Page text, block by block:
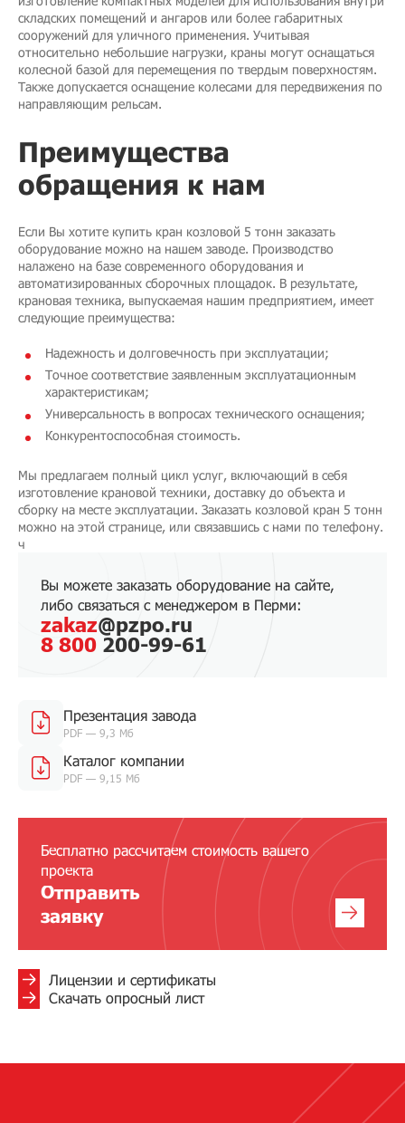
складских помещений и ангаров или более габаритных
сооружений для уличного применения. Учитывая
относительно небольшие нагрузки, краны могут оснащаться
колесной базой для перемещения по твердым поверхностям.
Также допускается оснащение колесами для передвижения по
направляющим рельсам.
Преимущества
обращения к нам
Если Вы хотите купить кран козловой 5 тонн заказать
оборудование можно на нашем заводе. Производство
налажено на базе современного оборудования и
автоматизированных сборочных площадок. В результате,
крановая техника, выпускаемая нашим предприятием, имеет
следующие преимущества:
Надежность и долговечность при эксплуатации;
Точное соответствие заявленным эксплуатационным
характеристикам;
Универсальность в вопросах технического оснащения;
Конкурентоспособная стоимость.
Мы предлагаем полный цикл услуг, включающий в себя
изготовление крановой техники, доставку до объекта и
сборку на месте эксплуатации. Заказать козловой кран 5 тонн
можно на этой странице, или связавшись с нами по телефону.
ч
Вы можете заказать оборудование на сайте,
либо связаться с менеджером в Перми:
zakaz@pzpo.ru
8 800 200-99-61
Презентация завода
PDF — 9,3 Мб
Каталог компании
PDF — 9,15 Мб
Бесплатно рассчитаем стоимость вашего
проекта
Отправить
заявку
Лицензии и сертификаты
Скачать опросный лист